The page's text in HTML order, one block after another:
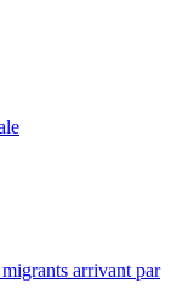
arrivant par